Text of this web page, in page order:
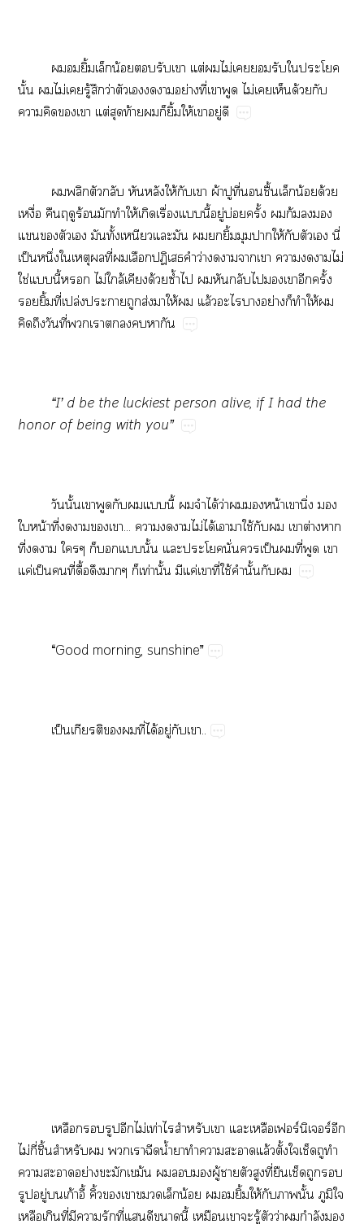
​​ิ้​​น้​​​​ต่​​ไม่​​​​​​
ั้​​ไม่​​ู้​​ว่​​​​​ย่​ี่​​​ไม่​​​ด้​​
​​​​ต่​​ท้​​​ิ้​ให้​​ู่​
​​​​​​ให้​​​ผ้​​ี่​​ื้​​น้​ด้​
ื่​​​ร้​​​ให้​​ื่​​ี้​ู่​บ่​ั้​​ก้​​​
​​​​​ั้​​​​​​ิ้​​​ให้​​​​ี่​
ป็​ึ่​​​​ี่​​​ป​​ว่​​​​​​​​ไม่​
ใช่​​ี้​​ไม่​ล้​​ด้​ซ้ำ​​​​​​​​​ั้​
​ิ้​ี่​ปล่​​​ส่​​ให้​​ล้​​​ย่​​​ให้​​
​​ี่​​​​​​​
“I’​d​be​the​luckiest​person​alive,​if​I​had​the​
honor​of​being​with​you”
​ั้​​​​​​ี้​​​ได้​ว่​​​น้​​ิ่​​
​น้​ี่​​​​...​​​​ไม่​ได้​​​ใช้​​​​ต่​​
ี่​​​​​​​ั้​​​ั่​​ป็​​ี่​​​
ค่​ป็​​ี่​ื้​​​​ท่​ั้​​ค่​​ี่​ใช้​​ั้​​
“Good​morning,​sunshine”
ป็​​​​ี่​ได้​ู่​​..
​​​​ไม่​ท่​​​​​ร์​ร์​
ไม่​ี่​ิ้​​​​​​น้ำ​​​​​ล้​ั้​​​​​
​​ย่​ม้​​​​ู้​​​​ี่​​​​​
​ู่​​ก้ี้​ิ้​​​​​น้​​​ิ้​ให้​​​ั้​​​
​​ี่​​​​ี่​​​​ี้​​​​ู้​​ว่​​ำ​​